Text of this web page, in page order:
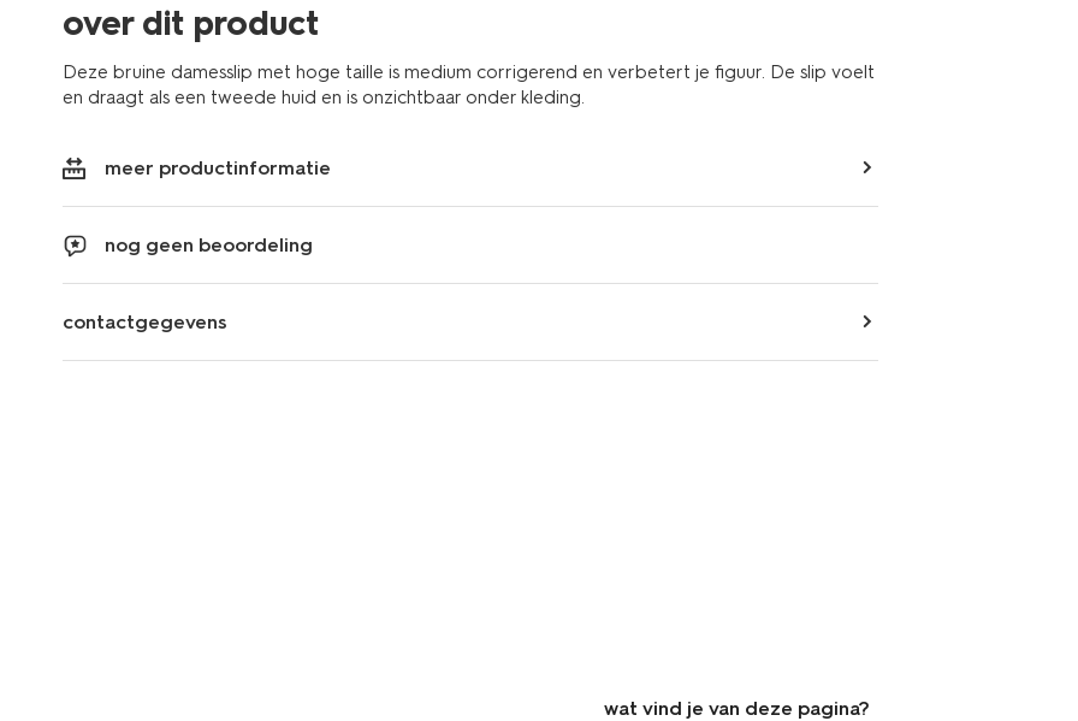
over dit product
Deze bruine damesslip met hoge taille is medium corrigerend en verbetert je figuur. De slip voelt
en draagt als een tweede huid en is onzichtbaar onder kleding.
meer productinformatie
nog geen beoordeling
contactgegevens
wat vind je van deze pagina?